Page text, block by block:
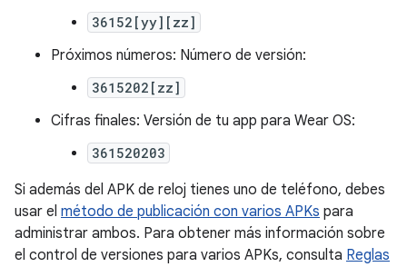
36152[yy][zz]
Próximos números: Número de versión:
3615202[zz]
Cifras finales: Versión de tu app para Wear OS:
361520203
Si además del APK de reloj tienes uno de teléfono, debes
usar el método de publicación con varios APKs para
administrar ambos. Para obtener más información sobre
el control de versiones para varios APKs, consulta Reglas